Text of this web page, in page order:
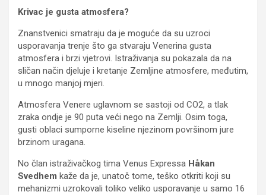
Krivac je gusta atmosfera?
Znanstvenici smatraju da je moguće da su uzroci
usporavanja trenje što ga stvaraju Venerina gusta
atmosfera i brzi vjetrovi. Istraživanja su pokazala da na
sličan način djeluje i kretanje Zemljine atmosfere, međutim,
u mnogo manjoj mjeri.
Atmosfera Venere uglavnom se sastoji od CO2, a tlak
zraka ondje je 90 puta veći nego na Zemlji. Osim toga,
gusti oblaci sumporne kiseline njezinom površinom jure
brzinom uragana.
No član istraživačkog tima Venus Expressa Håkan
Svedhem kaže da je, unatoč tome, teško otkriti koji su
mehanizmi uzrokovali toliko veliko usporavanje u samo 16